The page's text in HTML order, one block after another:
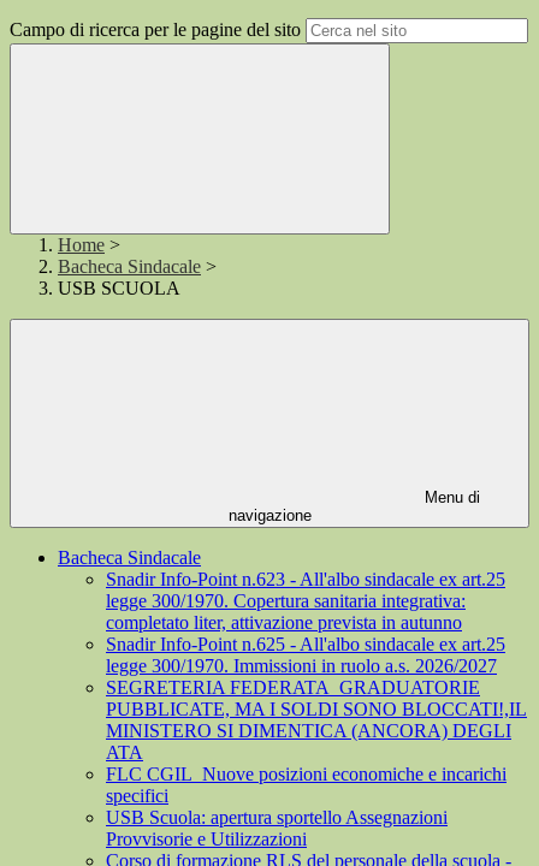
Campo di ricerca per le pagine del sito
Home >
Bacheca Sindacale >
USB SCUOLA
Menu di
navigazione
Bacheca Sindacale
Snadir Info-Point n.623 - All'albo sindacale ex art.25
legge 300/1970. Copertura sanitaria integrativa:
completato liter, attivazione prevista in autunno
Snadir Info-Point n.625 - All'albo sindacale ex art.25
legge 300/1970. Immissioni in ruolo a.s. 2026/2027
SEGRETERIA FEDERATA_GRADUATORIE
PUBBLICATE, MA I SOLDI SONO BLOCCATI!,IL
MINISTERO SI DIMENTICA (ANCORA) DEGLI
ATA
FLC CGIL_Nuove posizioni economiche e incarichi
specifici
USB Scuola: apertura sportello Assegnazioni
Provvisorie e Utilizzazioni
Corso di formazione RLS del personale della scuola -